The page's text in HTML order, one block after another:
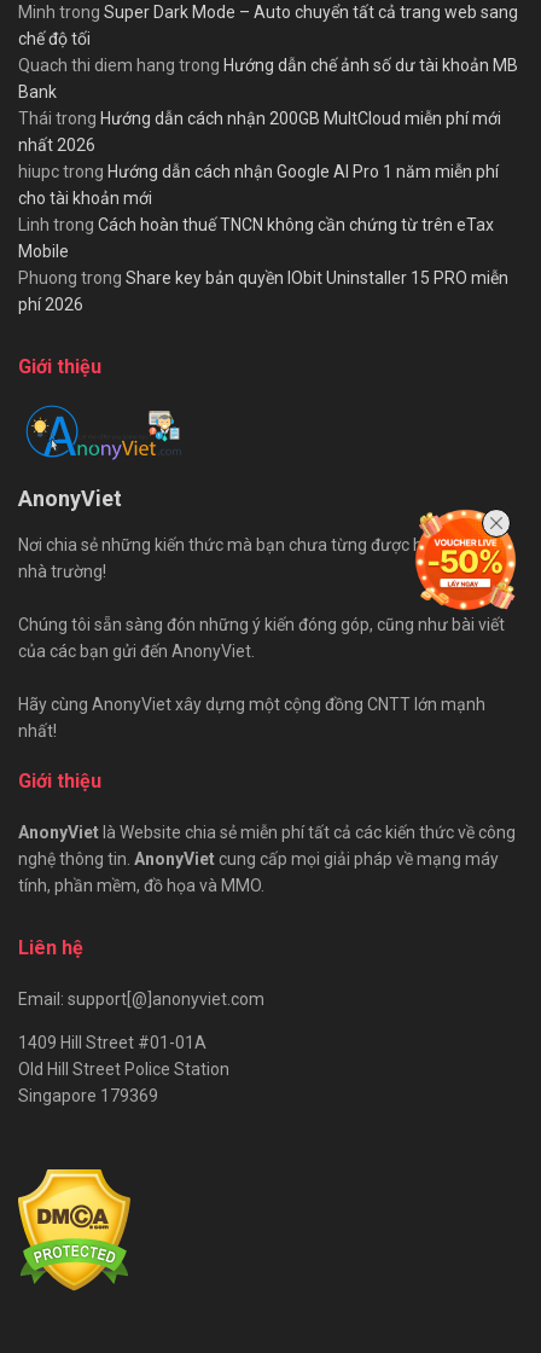
Minh trong Super Dark Mode – Auto chuyển tất cả trang web sang
chế độ tối
Quach thi diem hang trong Hướng dẫn chế ảnh số dư tài khoản MB
Bank
Thái trong Hướng dẫn cách nhận 200GB MultCloud miễn phí mới
nhất 2026
hiupctrong Hướng dẫn cách nhận Google AI Pro 1 năm miễn phí
cho tài khoản mới
Linh trong Cách hoàn thuế TNCN không cần chứng từ trên eTax
Mobile
Phuong trong Share key bản quyền IObit Uninstaller 15 PRO miễn
phí 2026
Giới thiệu
AnonyViet
Nơi chia sẻ những kiến thức mà bạn chưa từng được học trên ghế
nhà trường!
Chúng tôi sẵn sàng đón những ý kiến đóng góp, cũng như bài viết
của các bạn gửi đến AnonyViet.
Hãy cùng AnonyViet xây dựng một cộng đồng CNTT lớn mạnh
nhất!
Giới thiệu
AnonyVietlà Website chia sẻ miễn phí tất cả các kiến thức về công
nghệ thông tin. AnonyViet cung cấp mọi giải pháp về mạng máy
tính, phần mềm, đồ họa và MMO.
Liên hệ
Email: support[@]anonyviet.com
1409 Hill Street #01-01A
Old Hill Street Police Station
Singapore 179369